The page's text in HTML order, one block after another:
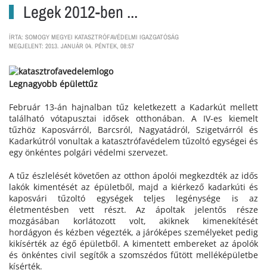
Legek 2012-ben ...
ÍRTA: SOMOGY MEGYEI KATASZTRÓFAVÉDELMI IGAZGATÓSÁG
MEGJELENT: 2013. JANUÁR 04. PÉNTEK, 08:57
Legnagyobb épülettűz
Február 13-án hajnalban tűz keletkezett a Kadarkút mellett
található vótapusztai idősek otthonában. A IV-es kiemelt
tűzhöz Kaposvárról, Barcsról, Nagyatádról, Szigetvárról és
Kadarkútról vonultak a katasztrófavédelem tűzoltó egységei és
egy önkéntes polgári védelmi szervezet.
A tűz észlelését követően az otthon ápolói megkezdték az idős
lakók kimentését az épületből, majd a kiérkező kadarkúti és
kaposvári tűzoltó egységek teljes legénysége is az
életmentésben vett részt. Az ápoltak jelentős része
mozgásában korlátozott volt, akiknek kimenekítését
hordágyon és kézben végezték, a járóképes személyeket pedig
kikísérték az égő épületből. A kimentett embereket az ápolók
és önkéntes civil segítők a szomszédos fűtött melléképületbe
kísérték.